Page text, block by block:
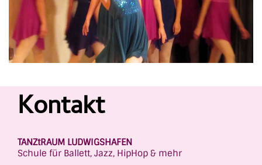
Kontakt
TANZtRAUM LUDWIGSHAFEN
Schule für Ballett, Jazz, HipHop & mehr